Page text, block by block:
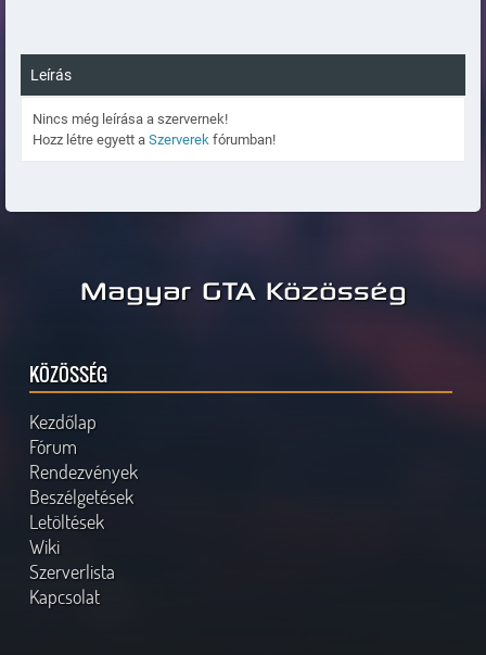
Leírás
Nincs még leírása a szervernek!
Hozz létre egyett a Szerverek fórumban!
Magyar GTA Közösség
KÖZÖSSÉG
Kezdőlap
Fórum
Rendezvények
Beszélgetések
Letöltések
Wiki
Szerverlista
Kapcsolat